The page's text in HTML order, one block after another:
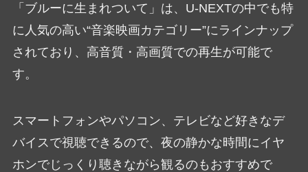
「ブルーに生まれついて」は、U-NEXTの中でも特
に人気の高い“音楽映画カテゴリー”にラインナップ
されており、高音質・高画質での再生が可能で
す。
スマートフォンやパソコン、テレビなど好きなデ
バイスで視聴できるので、夜の静かな時間にイヤ
ホンでじっくり聴きながら観るのもおすすめで